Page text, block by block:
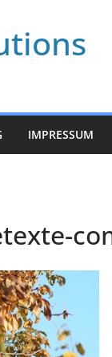
IMPRESSUM